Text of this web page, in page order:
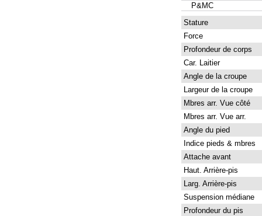
P&MC
Stature
Force
Profondeur de corps
Car. Laitier
Angle de la croupe
Largeur de la croupe
Mbres arr. Vue côté
Mbres arr. Vue arr.
Angle du pied
Indice pieds & mbres
Attache avant
Haut. Arrière-pis
Larg. Arrière-pis
Suspension médiane
Profondeur du pis